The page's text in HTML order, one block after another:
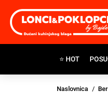
⭐ HOT
Naslovnica